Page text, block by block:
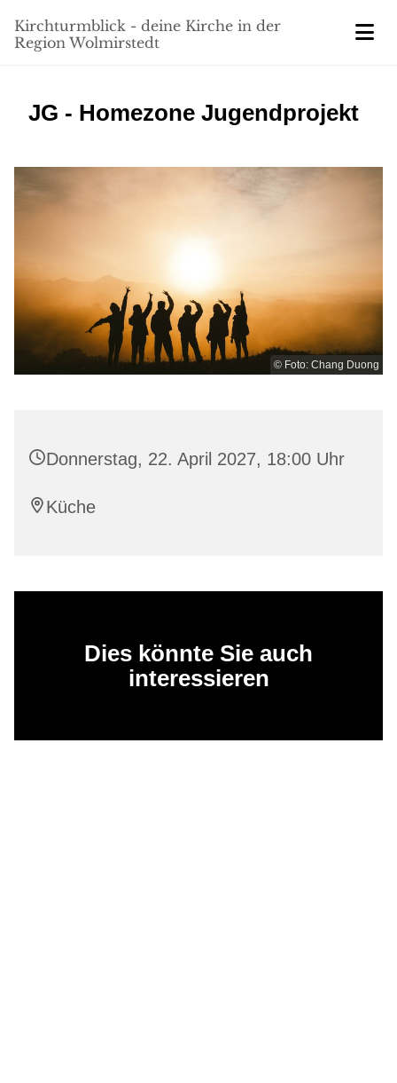
Kirchturmblick - deine Kirche in der
Region Wolmirstedt
JG - Homezone Jugendprojekt
© Foto: Chang Duong
Donnerstag, 22. April 2027, 18:00 Uhr
Küche
Dies könnte Sie auch
interessieren